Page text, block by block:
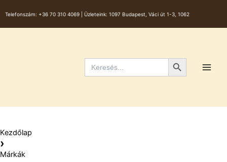
to
content
Telefonszám: +36 70 310 4069 | Üzleteink: 1097 Budapest, Váci út 1-3, 1062
Search
for:
Search Button
Kezdőlap
›
Márkák